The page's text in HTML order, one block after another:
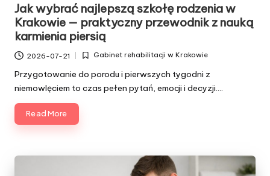
Jak wybrać najlepszą szkołę rodzenia w
Krakowie — praktyczny przewodnik z nauką
karmienia piersią
2026-07-21
PostedGabinet rehabilitacji w Krakowie
Przygotowanie do porodu i pierwszych tygodni z
niemowlęciem to czas pełen pytań, emocji i decyzji.…
Read More